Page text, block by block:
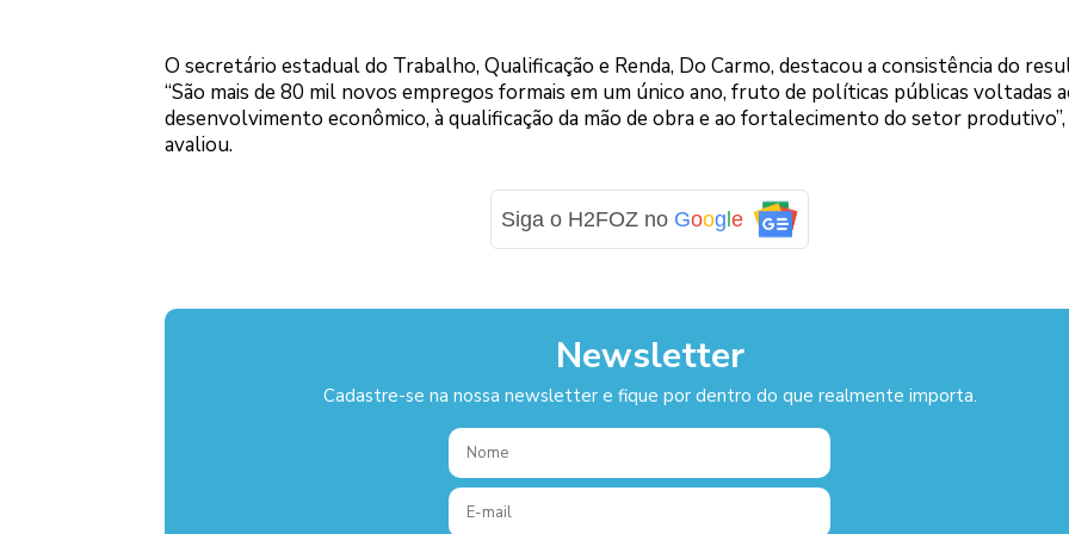
O secretário estadual do Trabalho, Qualificação e Renda, Do Carmo, destacou a consistência do
“São mais de 80 mil novos empregos formais em um único ano, fruto de políticas públicas voltadas
desenvolvimento econômico, à qualificação da mão de obra e ao fortalecimento do setor produtivo”,
avaliou.
Siga o H2FOZ no Google
Newsletter
Cadastre-se na nossa newsletter e fique por dentro do que realmente importa.